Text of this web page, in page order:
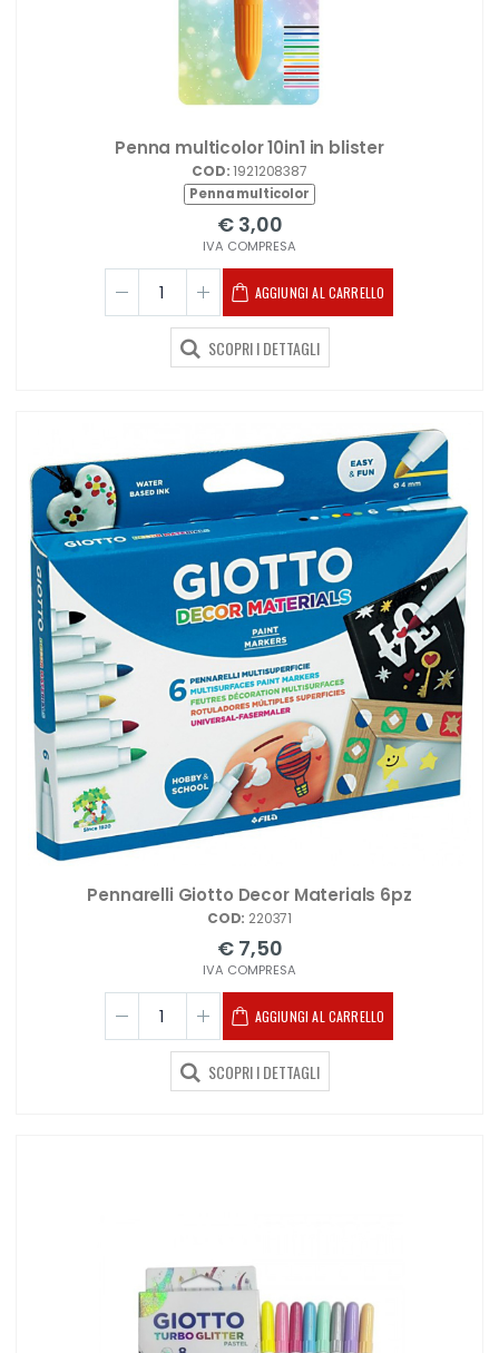
Penna multicolor 10in1 in blister
COD:1921208387
Penna multicolor
€ 3,00
IVA COMPRESA
AGGIUNGI AL CARRELLO
SCOPRI I DETTAGLI
Pennarelli Giotto Decor Materials 6pz
COD: 220371
€ 7,50
IVA COMPRESA
AGGIUNGI AL CARRELLO
SCOPRI I DETTAGLI